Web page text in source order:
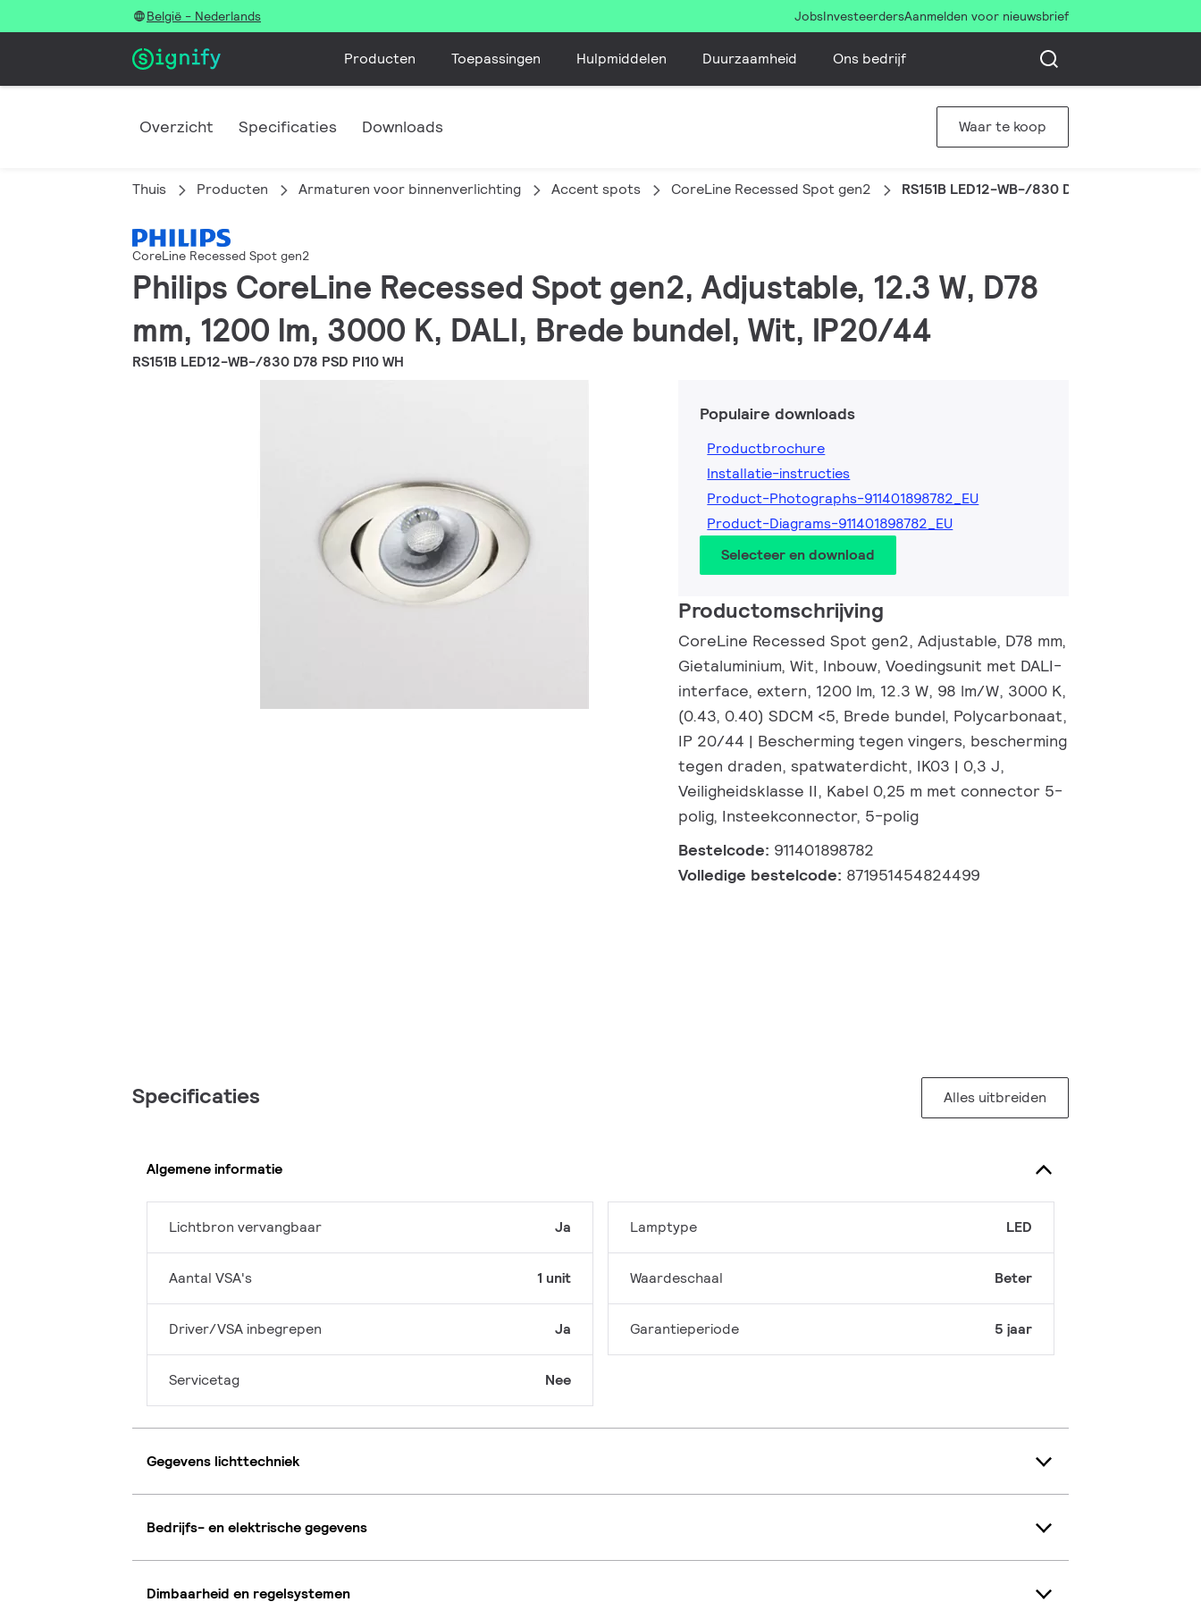
België - Nederlands JobsInvesteerdersAanmelden voor nieuwsbrief
Producten Toepassingen Hulpmiddelen Duurzaamheid Ons bedrijf
Overzicht Specificaties Downloads Waar te koop
Thuis Producten Armaturen voor binnenverlichting Accent spots CoreLine Recessed Spot gen2 RS151B LED12-WB-/830 D78 PSD PI10 WH
CoreLine Recessed Spot gen2
Philips CoreLine Recessed Spot gen2, Adjustable, 12.3 W, D78
mm, 1200 lm, 3000 K, DALI, Brede bundel, Wit, IP20/44
RS151B LED12-WB-/830 D78 PSD PI10 WH
Populaire downloads
Productbrochure
Installatie-instructies
Product-Photographs-911401898782_EU
Product-Diagrams-911401898782_EU
Selecteer en download
Productomschrijving
CoreLine Recessed Spot gen2, Adjustable, D78 mm,
Gietaluminium, Wit, Inbouw, Voedingsunit met DALI-
interface, extern, 1200 lm, 12.3 W, 98 lm/W, 3000 K,
(0.43, 0.40) SDCM <5, Brede bundel, Polycarbonaat,
IP 20/44 | Bescherming tegen vingers, bescherming
tegen draden, spatwaterdicht, IK03 | 0,3 J,
Veiligheidsklasse II, Kabel 0,25 m met connector 5-
polig, Insteekconnector, 5-polig
Bestelcode: 911401898782
Volledige bestelcode: 871951454824499
Specificaties Alles uitbreiden
Algemene informatie
Lichtbron vervangbaar Ja
Aantal VSA's 1 unit
Driver/VSA inbegrepen Ja
Servicetag Nee
Lamptype LED
Waardeschaal Beter
Garantieperiode 5 jaar
Gegevens lichttechniek
Bedrijfs- en elektrische gegevens
Dimbaarheid en regelsystemen